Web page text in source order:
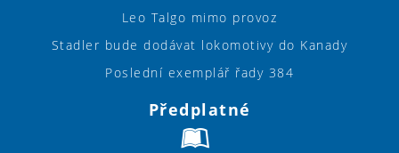
Leo Talgo mimo provoz
Stadler bude dodávat lokomotivy do Kanady
Poslední exemplář řady 384
Předplatné